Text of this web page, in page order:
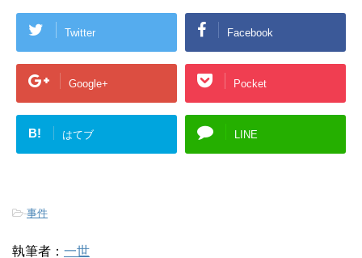
Twitter Facebook
Google+ Pocket
B! はてブ LINE
-事件
執筆者： 一世